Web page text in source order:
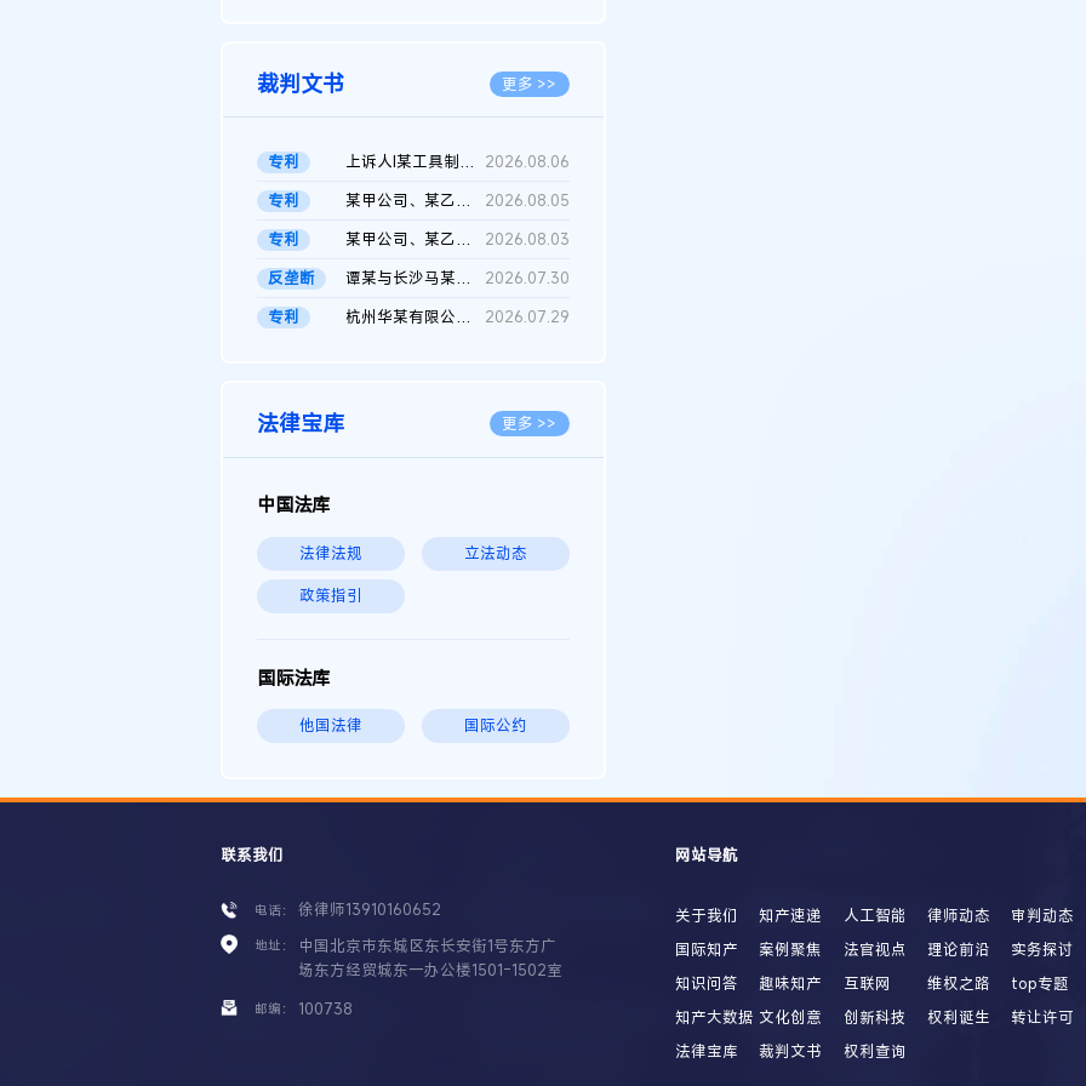
裁判文书 更多 >>
专利 上诉人I某工具制品有限公司与被上诉人程某及一审被告中华人民共和...
2026.08.06
专利
某甲公司、某乙公司、某丙公司申请诉前行为保全复议裁定书
2026.08.05
专利
某甲公司、某乙公司、官某与某丙公司专利申请权权属纠纷 二审判决...
2026.08.03
反垄断
谭某与长沙马某堆农产品股份有限公司滥用市场支配地位纠纷二审裁...
2026.07.30
专利
杭州华某有限公司与菲某有限公司侵害发明专利权纠纷 2026.07.29
法律宝库 更多 >>
中国法库
法律法规 立法动态
政策指引
国际法库
他国法律 国际公约
联系我们
电话： 徐律师13910160652
地址：
中国北京市东城区东长安街1号东方广
场东方经贸城东一办公楼1501-1502室
邮编： 100738
网站导航
关于我们 知产速递 人工智能 律师动态
审判动态
国际知产
案例聚焦 法官视点 理论前沿
实务探讨
知识问答
趣味知产 互联网 维权之路
top专题
知产大数据 文化创意 创新科技 权利诞生
转让许可
法律宝库
裁判文书 权利查询